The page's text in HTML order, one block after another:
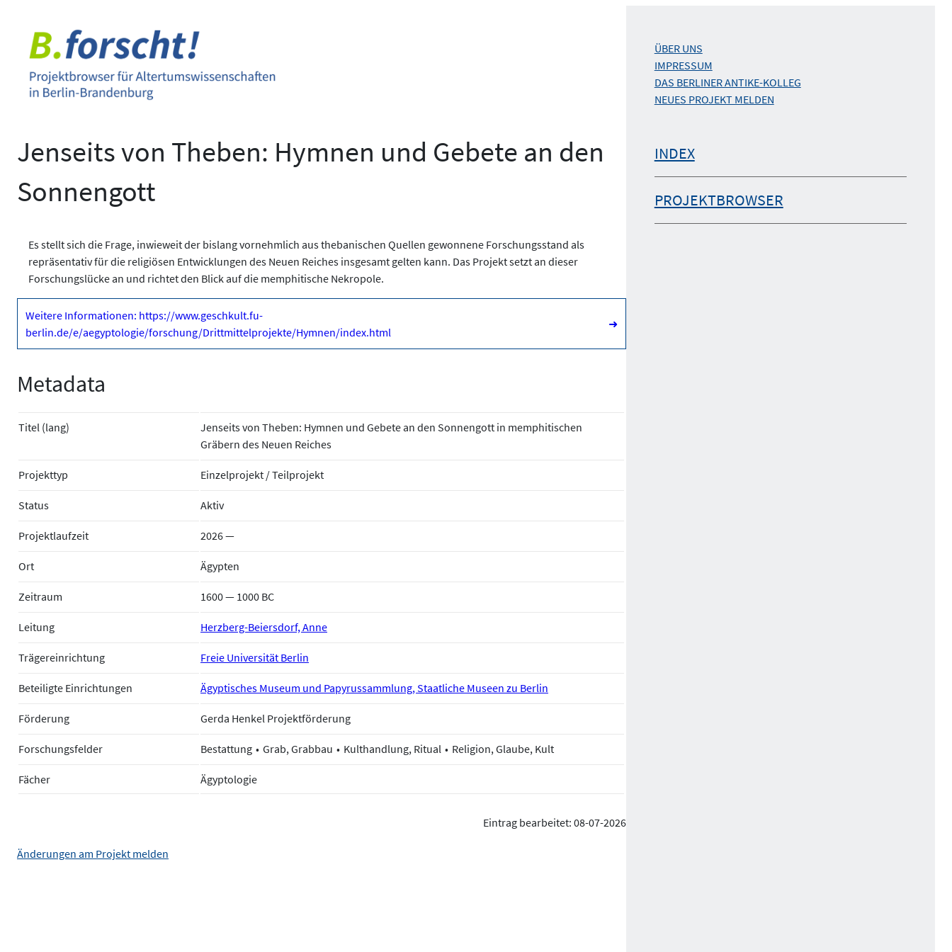
springen
Jenseits von Theben: Hymnen und Gebete an den
Sonnengott
Es stellt sich die Frage, inwieweit der bislang vornehmlich aus thebanischen Quellen gewonnene Forschungsstand als
repräsentativ für die religiösen Entwicklungen des Neuen Reiches insgesamt gelten kann. Das Projekt setzt an dieser
Forschungslücke an und richtet den Blick auf die memphitische Nekropole.
Weitere Informationen: https://www.geschkult.fu-
berlin.de/e/aegyptologie/forschung/Drittmittelprojekte/Hymnen/index.html
➜
Metadata
Titel (lang)
Jenseits von Theben: Hymnen und Gebete an den Sonnengott in memphitischen
Gräbern des Neuen Reiches
Projekttyp Einzelprojekt / Teilprojekt
Status Aktiv
Projektlaufzeit 2026 —
Ort Ägypten
Zeitraum 1600 — 1000 BC
Leitung Herzberg-Beiersdorf, Anne
Trägereinrichtung Freie Universität Berlin
Beteiligte Einrichtungen Ägyptisches Museum und Papyrussammlung, Staatliche Museen zu Berlin
Förderung Gerda Henkel Projektförderung
Forschungsfelder Bestattung Grab, Grabbau Kulthandlung, Ritual Religion, Glaube, Kult
Fächer Ägyptologie
Eintrag bearbeitet: 08-07-2026
Änderungen am Projekt melden
ÜBER UNS
IMPRESSUM
DAS BERLINER ANTIKE-KOLLEG
NEUES PROJEKT MELDEN
INDEX
PROJEKTBROWSER